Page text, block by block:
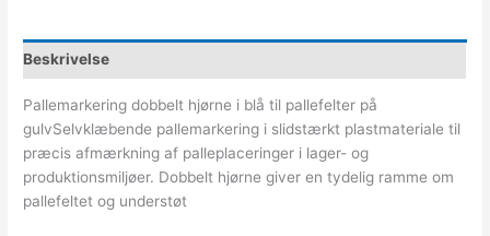
Beskrivelse
Pallemarkering dobbelt hjørne i blå til pallefelter på
gulvSelvklæbende pallemarkering i slidstærkt plastmateriale til
præcis afmærkning af palleplaceringer i lager- og
produktionsmiljøer. Dobbelt hjørne giver en tydelig ramme om
pallefeltet og understøt